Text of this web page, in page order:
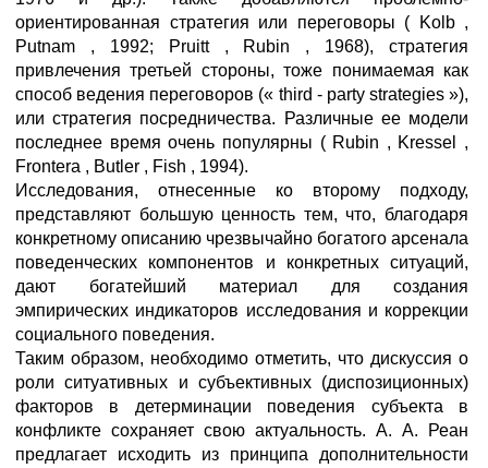
ориентированная стратегия или переговоры ( Kolb ,
Putnam , 1992; Pruitt , Rubin , 1968), стратегия
привлечения третьей стороны, тоже понимаемая как
способ ведения переговоров (« third - party strategies »),
или стратегия посредничества. Различные ее модели
последнее время очень популярны ( Rubin , Kressel ,
Frontera , Butler , Fish , 1994).
Исследования, отнесенные ко второму подходу,
представляют большую ценность тем, что, благодаря
конкретному описанию чрезвычайно богатого арсенала
поведенческих компонентов и конкретных ситуаций,
дают богатейший материал для создания
эмпирических индикаторов исследования и коррекции
социального поведения.
Таким образом, необходимо отметить, что дискуссия о
роли ситуативных и субъективных (диспозиционных)
факторов в детерминации поведения субъекта в
конфликте сохраняет свою актуальность. А. А. Реан
предлагает исходить из принципа дополнительности